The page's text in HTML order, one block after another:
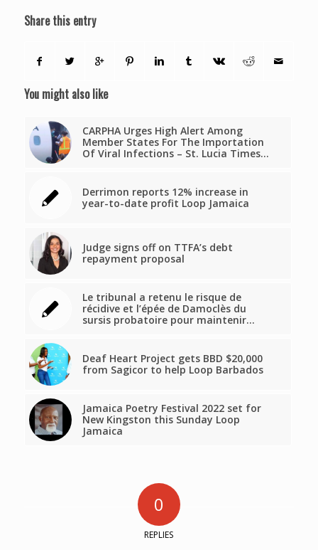
Share this entry
You might also like
CARPHA Urges High Alert Among
Member States For The Importation
Of Viral Infections – St. Lucia Times…
Derrimon reports 12% increase in
year-to-date profit Loop Jamaica
Judge signs off on TTFA’s debt
repayment proposal
Le tribunal a retenu le risque de
récidive et l’épée de Damoclès du
sursis probatoire pour maintenir…
Deaf Heart Project gets BBD $20,000
from Sagicor to help Loop Barbados
Jamaica Poetry Festival 2022 set for
New Kingston this Sunday Loop
Jamaica
0
REPLIES